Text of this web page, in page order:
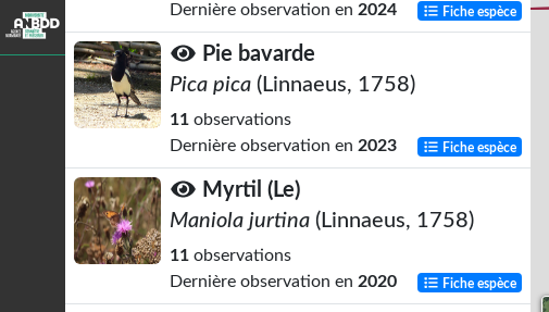
Dernière observation en 2024 Fiche espèce
Pie bavarde
Pica pica (Linnaeus, 1758)
11 observations
Dernière observation en 2023 Fiche espèce
Myrtil (Le)
Maniola jurtina (Linnaeus, 1758)
11 observations
Dernière observation en 2020 Fiche espèce